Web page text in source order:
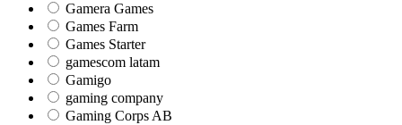
Gamera Games
Games Farm
Games Starter
gamescom latam
Gamigo
gaming company
Gaming Corps AB